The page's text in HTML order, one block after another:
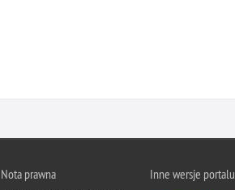
Nota prawna
Inne wersje portalu